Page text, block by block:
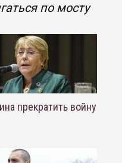
по мосту
прекратить войну